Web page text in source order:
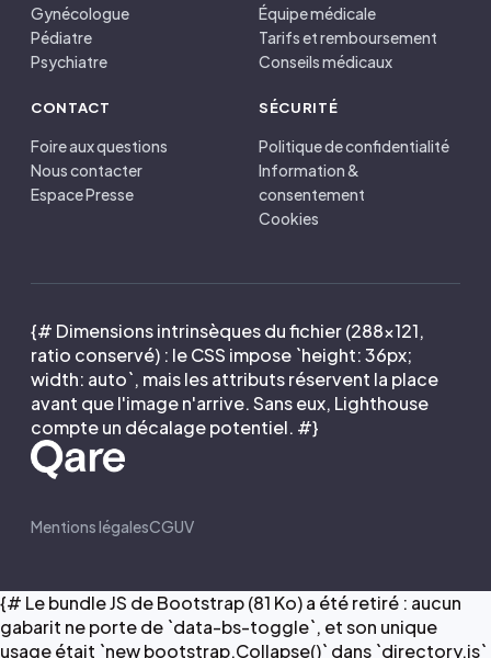
Gynécologue
Pédiatre
Psychiatre
Équipe médicale
Tarifs et remboursement
Conseils médicaux
CONTACT
Foire aux questions
Nous contacter
Espace Presse
SÉCURITÉ
Politique de confidentialité
Information &
consentement
Cookies
{# Dimensions intrinsèques du fichier (288×121,
ratio conservé) : le CSS impose `height: 36px;
width: auto`, mais les attributs réservent la place
avant que l'image n'arrive. Sans eux, Lighthouse
compte un décalage potentiel. #}
Mentions légalesCGUV
{# Le bundle JS de Bootstrap (81 Ko) a été retiré : aucun
gabarit ne porte de `data-bs-toggle`, et son unique
usage était `new bootstrap.Collapse()` dans `directory.js`